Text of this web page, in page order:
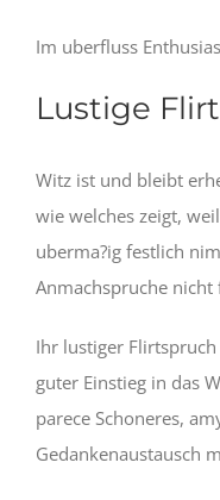
Im uberfluss
Lustige
Witz ist und bleibt
wie welches zeigt,
uberma?ig festlich
Anmachspruche
Ihr lustiger
guter Einstieg in das
parece Schoneres,
Gedankenaustausch